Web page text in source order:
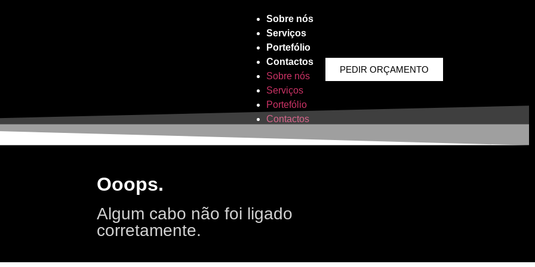
Sobre nós
Serviços
Portefólio
Contactos
Sobre nós
Serviços
Portefólio
Contactos
PEDIR ORÇAMENTO
Ooops.
Algum cabo não foi ligado
corretamente.